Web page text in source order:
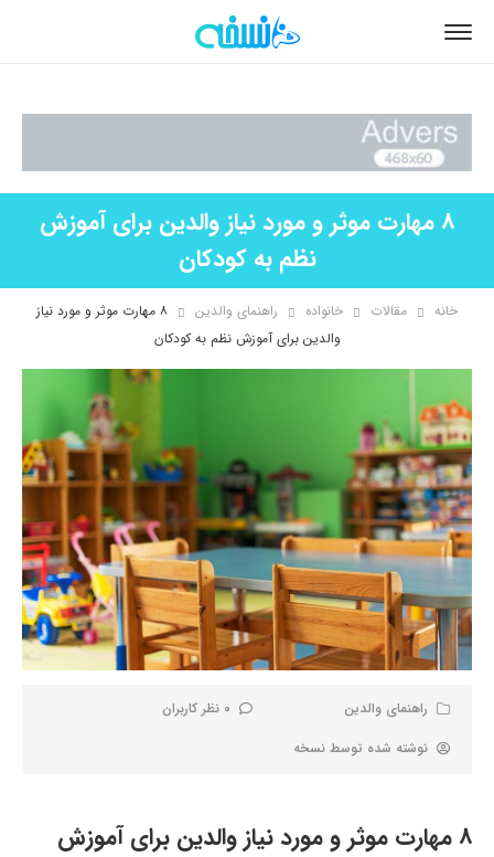
8 مهارت موثر و مورد نیاز والدین برای آموزش
نظم به کودکان
خانه مقالات خانواده راهنمای والدین
۸ مهارت موثر و مورد نیاز
والدین برای آموزش نظم به کودکان
راهنمای والدین
0 نظر کاربران
نوشته شده توسط نسخه
8 مهارت موثر و مورد نیاز والدین برای آموزش